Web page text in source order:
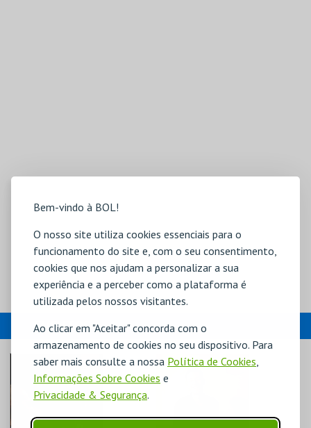
Bem-vindo à BOL!
O nosso site utiliza cookies essenciais para o
funcionamento do site e, com o seu consentimento,
cookies que nos ajudam a personalizar a sua
experiência e a perceber como a plataforma é
utilizada pelos nossos visitantes.
Ao clicar em "Aceitar" concorda com o
armazenamento de cookies no seu dispositivo. Para
saber mais consulte a nossa Política de Cookies
Informações Sobre Cookies e
Privacidade & Segurança.
EVENTOS